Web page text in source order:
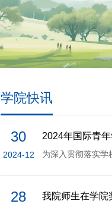
学院快讯
2024年国际青
30
2024-12
我院师生在学院
28